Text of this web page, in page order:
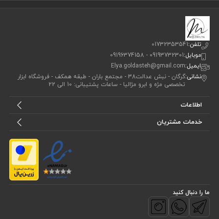
تلفن:01732353541
موبایل:09193732301 - 09196374158
ایمیل:Elya.goldasteh@gmail.com
نشانی:
گرگان - نبش عدالت38 - مجتمع باران - طبقه همکف - فروشگاه ابزار
تخصصی مژه و ابرو مژالیا - ساعات پشتیبانی: 10 الی 22
اطلاعات
خدمات مشتریان
ما را دنبال کنید